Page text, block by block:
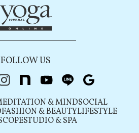
FOLLOW US
旧Twitter）
instagram
note youtubeline
& MINDSOCIAL
FASHION & BEAUTYLIFESTYLE
STUDIO & SPA